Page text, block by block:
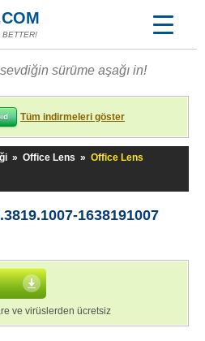
BETTER!
sevdiğin sürüme aşağı in!
Tüm indirmeleri göster
» Office Lens » Office Lens
1638191007
ve virüslerden ücretsiz